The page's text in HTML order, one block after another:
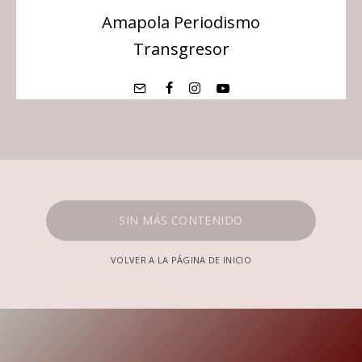
Amapola Periodismo
Transgresor
SIN MÁS CONTENIDO
VOLVER A LA PÁGINA DE INICIO